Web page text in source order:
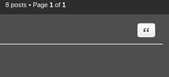
8 posts • Page 1 of 1
Quote